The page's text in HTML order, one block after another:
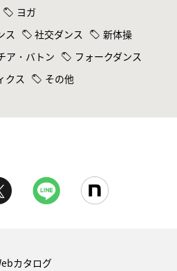
ヨガ
ス
社交ダンス
新体操
ア・バトン
フォークダンス
クス その他
カタログ